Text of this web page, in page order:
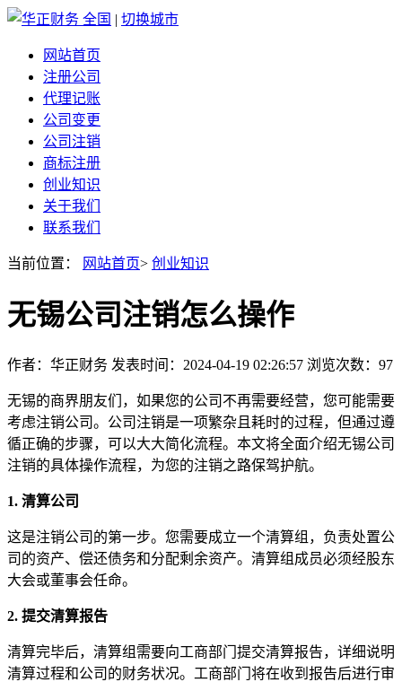
全国 | 切换城市
网站首页
注册公司
代理记账
公司变更
公司注销
商标注册
创业知识
关于我们
联系我们
当前位置： 网站首页> 创业知识
无锡公司注销怎么操作
作者：华正财务 发表时间：2024-04-19 02:26:57 浏览次数：97
无锡的商界朋友们，如果您的公司不再需要经营，您可能需要
考虑注销公司。公司注销是一项繁杂且耗时的过程，但通过遵
循正确的步骤，可以大大简化流程。本文将全面介绍无锡公司
注销的具体操作流程，为您的注销之路保驾护航。
1. 清算公司
这是注销公司的第一步。您需要成立一个清算组，负责处置公
司的资产、偿还债务和分配剩余资产。清算组成员必须经股东
大会或董事会任命。
2. 提交清算报告
清算完毕后，清算组需要向工商部门提交清算报告，详细说明
清算过程和公司的财务状况。工商部门将在收到报告后进行审